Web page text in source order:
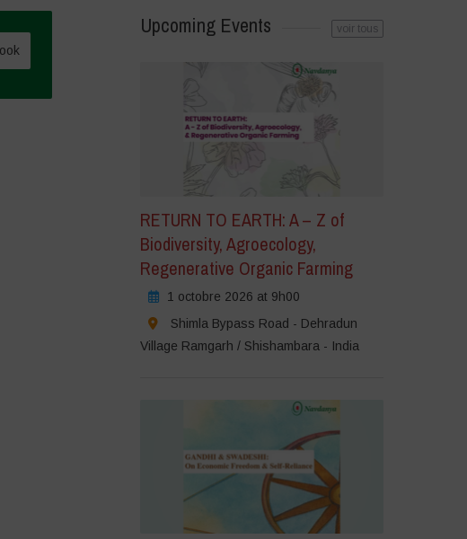
Upcoming Events voir tous
RETURN TO EARTH: A – Z of
Biodiversity, Agroecology,
Regenerative Organic Farming
1 octobre 2026 at 9h00
Shimla Bypass Road - Dehradun
Village Ramgarh / Shishambara - India